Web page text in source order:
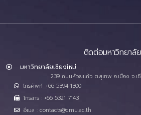
ติดต่อมหาวิทยาลัย
มหาวิทยาลัยเชียงใหม่
239 ถนนห้วยแก้ว ต.สุเทพ อ.เมือง จ.เ
โทรศัพท์ :+66 5394 1300
โทรสาร : +66 5321 7143
อีเมล : contacts@cmu.ac.th